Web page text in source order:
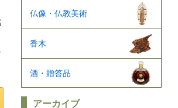
仏像・仏教美術
香木
酒・贈答品
アーカイブ